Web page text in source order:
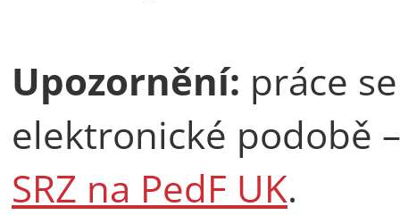
Upozornění: práce
elektronické podobě
SRZ na PedF UK.